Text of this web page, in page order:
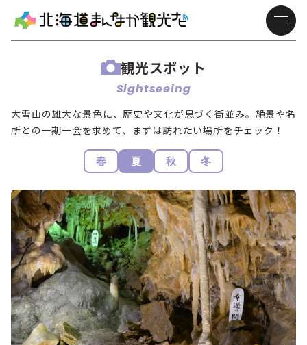
観光スポット
Sightseeing
大雪山の雄大な景色に、歴史や文化が息づく街並み。絶景や名
所との一期一会を求めて、まずは訪れたい場所をチェック！
春 夏 秋 冬